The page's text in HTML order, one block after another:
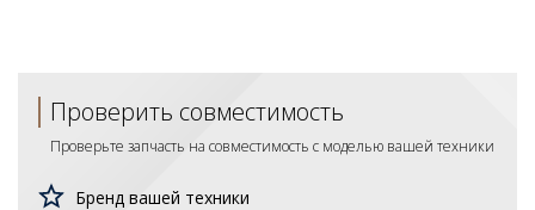
Проверить совместимость
Проверьте запчасть на совместимость с моделью вашей техники
Бренд вашей техники